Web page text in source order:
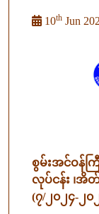
10th Jun
စွမ်းအင်ဝန်ကြီ
လုပ်ငန်း ၊အိတ်
(၇/၂၀၂၄-၂၀